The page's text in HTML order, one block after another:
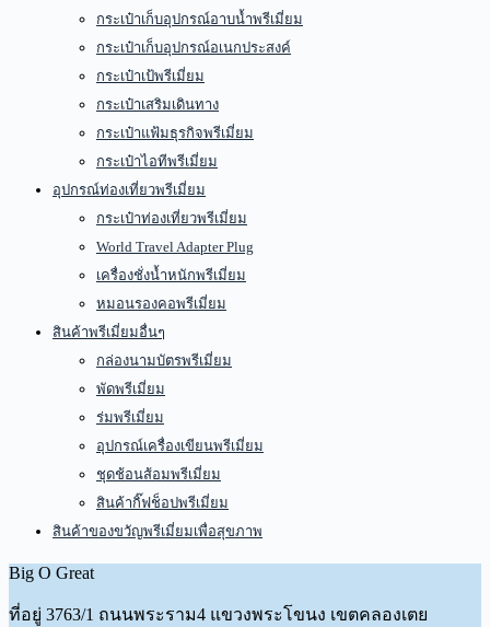
กระเป๋าเก็บอุปกรณ์อาบน้ำพรีเมี่ยม
กระเป๋าเก็บอุปกรณ์อเนกประสงค์
กระเป๋าเป้พรีเมี่ยม
กระเป๋าเสริมเดินทาง
กระเป๋าแฟ้มธุรกิจพรีเมี่ยม
กระเป๋าไอทีพรีเมี่ยม
อุปกรณ์ท่องเที่ยวพรีเมี่ยม
กระเป๋าท่องเที่ยวพรีเมี่ยม
World Travel Adapter Plug
เครื่องชั่งน้ำหนักพรีเมี่ยม
หมอนรองคอพรีเมี่ยม
สินค้าพรีเมี่ยมอื่นๆ
กล่องนามบัตรพรีเมี่ยม
พัดพรีเมี่ยม
ร่มพรีเมี่ยม
อุปกรณ์เครื่องเขียนพรีเมี่ยม
ชุดช้อนส้อมพรีเมี่ยม
สินค้ากิ๊ฟช็อปพรีเมี่ยม
สินค้าของขวัญพรีเมี่ยมเพื่อสุขภาพ
Big O Great
ที่อยู่ 3763/1 ถนนพระราม4 แขวงพระโขนง เขตคลองเตย